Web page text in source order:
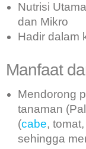
Nutrisi
dan Mikro
Hadir dalam
Manfaat
Mendorong
tanaman
(cabe,
sehingga